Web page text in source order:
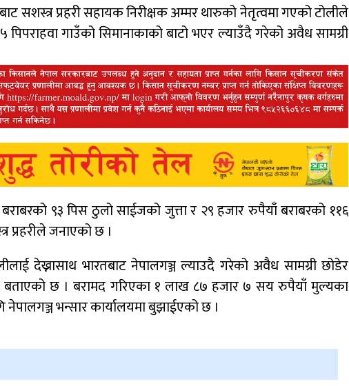
सशस्त्र प्रहरी सहायक निरीक्षक अम्मर थारुको नेतृत्वमा गएको टोलीले
पिपराहवा गाउँको सिमानाकाको बाटो भएर ल्याउँदै गरेको अवैध सामग्री
९३ पिस ठुलो साईजको जुत्ता र २९ हजार रुपैयाँ बराबरको ११६
प्रहरीले जनाएको छ ।
देख्नासाथ भारतबाट नेपालगञ्ज ल्याउदै गरेको अवैध सामग्री छोडेर
बताएको छ । बरामद गरिएका १ लाख ८७ हजार ७ सय रुपैयाँ मुल्यका
भन्सार कार्यालयमा बुझाईएको छ ।